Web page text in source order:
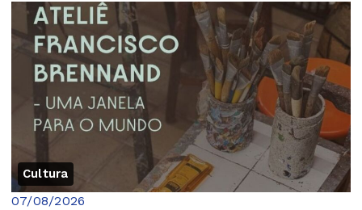
Cultura
07/08/2026